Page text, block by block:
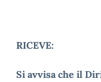
RICEVE:
Si avvisa che il